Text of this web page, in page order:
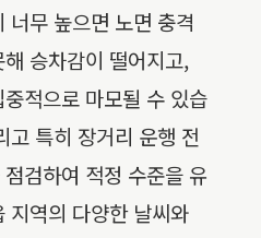
너무 높으면 노면 충격
승차감이 떨어지고,
적으로 마모될 수 있습
고 특히 장거리 운행 전
검하여 적정 수준을 유
지역의 다양한 날씨와